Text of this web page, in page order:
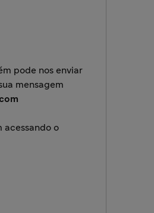
pode nos enviar
mensagem
acessando o